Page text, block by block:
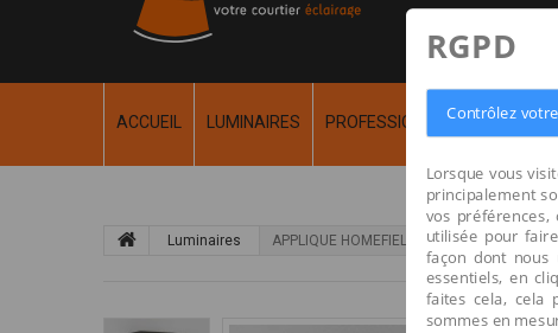
RGPD
Contrôlez
Lorsque vous
principalement
vos
utilisée pour
façon dont
essentiels, en
faites cela, cela
sommes en
ACCUEIL LUMINAIRES PROFESSIONNEL
Luminaires APPLIQUE HOMEFIELD 160